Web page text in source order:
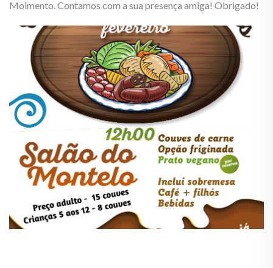
Moimento. Contamos com a sua presença amiga! Obrigado!